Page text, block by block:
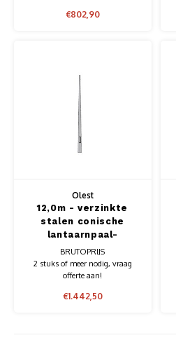
€802,90
Olest
12,0m - verzinkte
stalen conische
lantaarnpaal-
lichtmast, lengte
12,0m, topmaat 76mm
BRUTOPRIJS
2 stuks of meer nodig, vraag
offerte aan!
€1.442,50